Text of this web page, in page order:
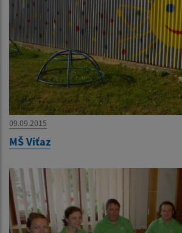
09.09.2015
MŠ Víťaz